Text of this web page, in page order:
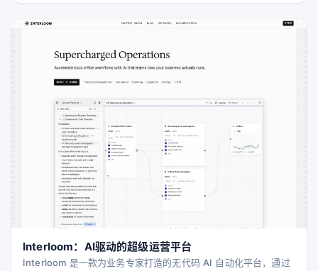
Interloom：AI驱动的超级运营平台
Interloom 是一款为业务专家打造的无代码 AI 自动化平台，通过